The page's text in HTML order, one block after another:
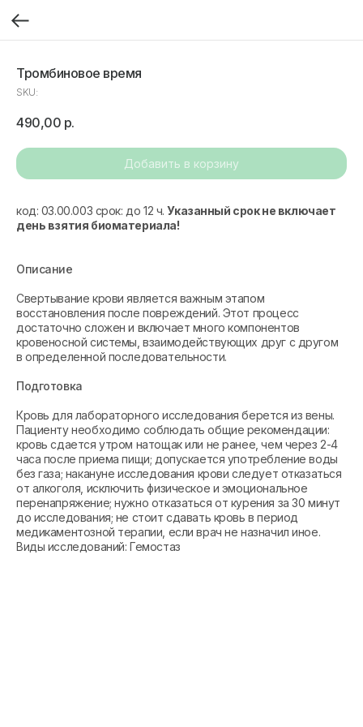
Тромбиновое время
SKU:
490,00 р.
Добавить в корзину
код: 03.00.003 срок: до 12 ч.Указанный срок не включает
день взятия биоматериала!
Описание
Свертывание крови является важным этапом
восстановления после повреждений. Этот процесс
достаточно сложен и включает много компонентов
кровеносной системы, взаимодействующих друг с другом
в определенной последовательности.
Подготовка
Кровь для лабораторного исследования берется из вены.
Пациенту необходимо соблюдать общие рекомендации:
кровь сдается утром натощак или не ранее, чем через 2-4
часа после приема пищи; допускается употребление воды
без газа; накануне исследования крови следует отказаться
от алкоголя, исключить физическое и эмоциональное
перенапряжение; нужно отказаться от курения за 30 минут
до исследования; не стоит сдавать кровь в период
медикаментозной терапии, если врач не назначил иное.
Виды исследований: Гемостаз